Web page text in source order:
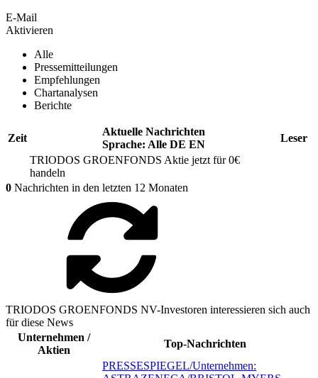
E-Mail
Aktivieren
Alle
Pressemitteilungen
Empfehlungen
Chartanalysen
Berichte
Zeit
Aktuelle Nachrichten
Sprache: Alle DE EN
Leser
TRIODOS GROENFONDS Aktie jetzt für 0€
handeln
0 Nachrichten in den letzten 12 Monaten
TRIODOS GROENFONDS NV-Investoren interessieren sich auch
für diese News
Unternehmen /
Aktien
Top-Nachrichten
PRESSESPIEGEL/Unternehmen: